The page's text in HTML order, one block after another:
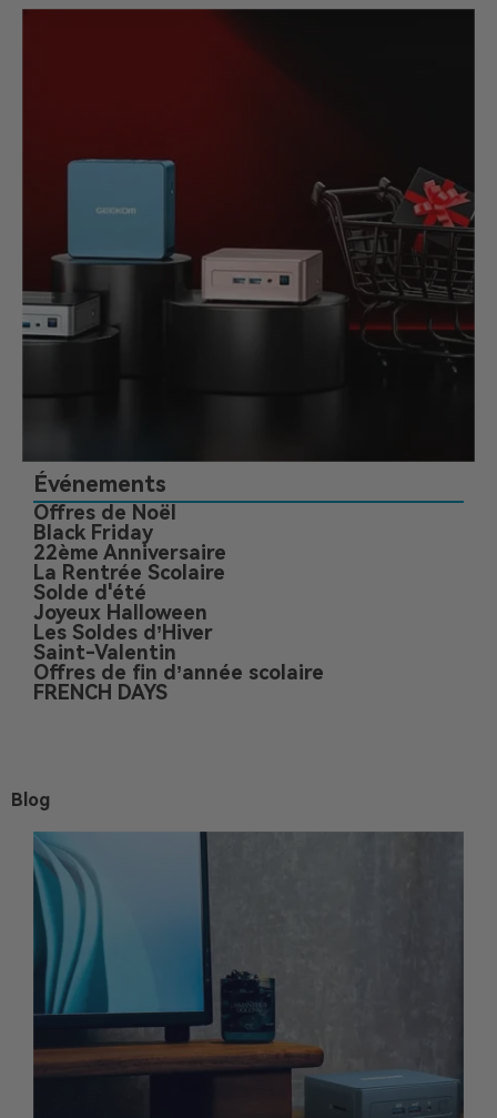
Événements
Offres de Noël
Black Friday
22ème Anniversaire
La Rentrée Scolaire
Solde d'été
Joyeux Halloween
Les Soldes d’Hiver
Saint-Valentin
Offres de fin d’année scolaire
FRENCH DAYS
Blog